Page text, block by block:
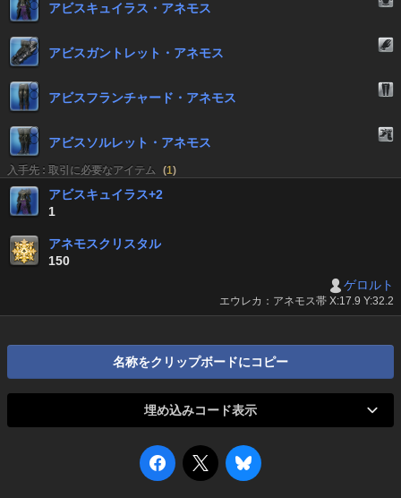
アビスキュイラス・アネモス
アビスガントレット・アネモス
アビスフランチャード・アネモス
アビスソルレット・アネモス
入手先 : 取引に必要なアイテム (1)
アビスキュイラス+2
1
アネモスクリスタル
150
ゲロルト
エウレカ：アネモス帯 X:17.9 Y:32.2
名称をクリップボードにコピー
埋め込みコード表示